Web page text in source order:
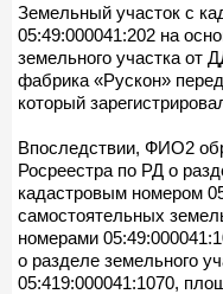
Земельный участок с
05:49:000041:202 на
земельного участка
фабрика «Рускон»
который
Впоследствии, ФИО2
Росреестра по РД о
кадастровым номером
самостоятельных
номерами
о разделе земельного
05:419:000041:1070,